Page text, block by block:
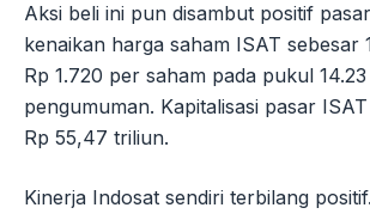
Aksi beli ini pun disambut positif
kenaikan harga saham ISAT sebesar
Rp 1.720 per saham pada pukul
pengumuman. Kapitalisasi pasar
Rp 55,47 triliun.
Kinerja Indosat sendiri terbilang